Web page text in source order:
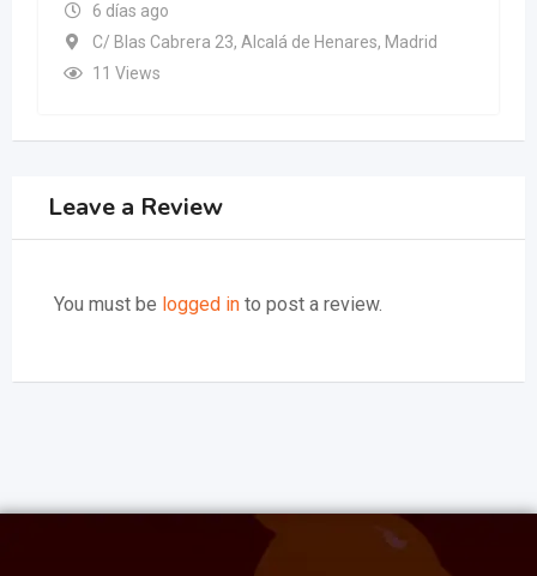
6 días ago
C/ Blas Cabrera 23, Alcalá de Henares, Madrid
11 Views
Leave a Review
You must be logged in to post a review.